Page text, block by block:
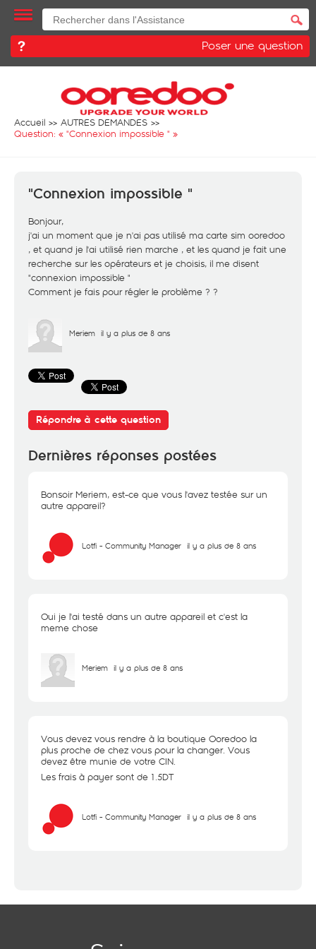
Poser une question
Accueil
AUTRES DEMANDES
Question: « "Connexion impossible " »
"Connexion impossible "
Bonjour,
j'ai un moment que je n'ai pas utilisé ma carte sim ooredoo
, et quand je l'ai utilisé rien marche , et les quand je fait une
recherche sur les opérateurs et je choisis, il me disent
"connexion impossible "
Comment je fais pour régler le problème ? ?
Meriem il y a plus de 8 ans
Répondre à cette question
Dernières réponses postées
Bonsoir Meriem, est-ce que vous l'avez testée sur un
autre appareil?
Lotfi - Community Manager il y a plus de 8 ans
Oui je l'ai testé dans un autre appareil et c'est la
meme chose
Meriem il y a plus de 8 ans
Vous devez vous rendre à la boutique Ooredoo la
plus proche de chez vous pour la changer. Vous
devez être munie de votre CIN.
Les frais à payer sont de 1.5DT
Lotfi - Community Manager il y a plus de 8 ans